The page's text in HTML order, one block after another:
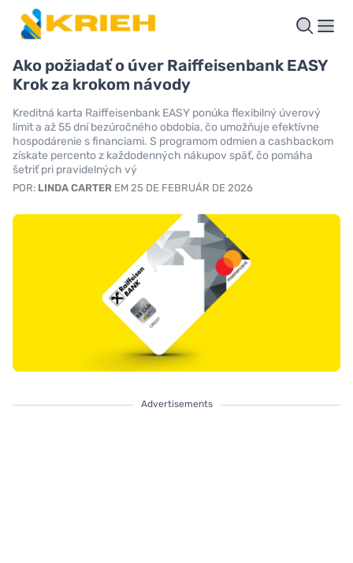
Ako požiadať o úver Raiffeisenbank EASY
Krok za krokom návody
Kreditná karta Raiffeisenbank EASY ponúka flexibilný úverový
limit a až 55 dní bezúročného obdobia, čo umožňuje efektívne
hospodárenie s financiami. S programom odmien a cashbackom
získate percento z každodenných nákupov späť, čo pomáha
šetriť pri pravidelných vý
POR: LINDA CARTER EM 25 DE FEBRUÁR DE 2026
Advertisements